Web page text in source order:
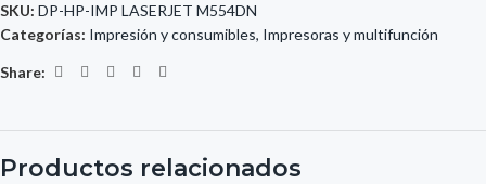
SKU: DP-HP-IMP LASERJET M554DN
Categorías: Impresión y consumibles, Impresoras y multifunción
Share:
Productos relacionados